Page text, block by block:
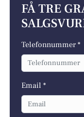
FÅ TRE
Telefonnummer *
Email *